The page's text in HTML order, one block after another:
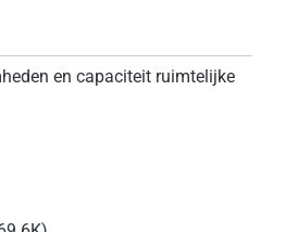
en capaciteit ruimtelijke